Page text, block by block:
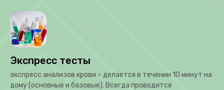
Экспресс тесты
экспресс анализов крови – делается в течении 10 минут на
дому (основные и базовые). Всегда проводится